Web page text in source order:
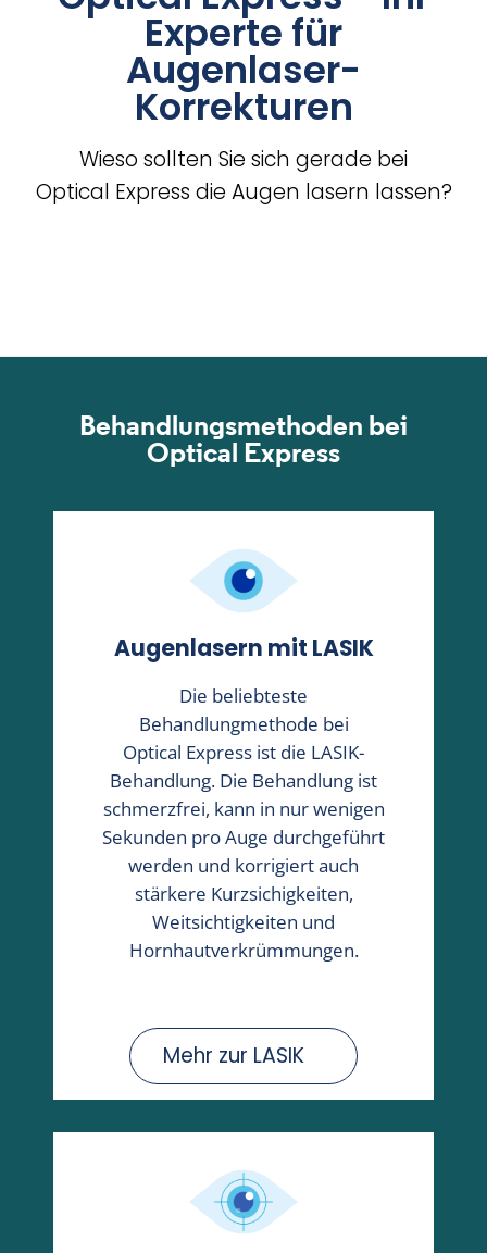
Experte für
Augenlaser-
Korrekturen
Wieso sollten Sie sich gerade bei
Optical Express die Augen lasern lassen?
Behandlungsmethoden bei
Optical Express
Augenlasern mit LASIK
Die beliebteste
Behandlungmethode bei
Optical Express ist die LASIK-
Behandlung. Die Behandlung ist
schmerzfrei, kann in nur wenigen
Sekunden pro Auge durchgeführt
werden und korrigiert auch
stärkere Kurzsichigkeiten,
Weitsichtigkeiten und
Hornhautverkrümmungen.
Mehr zur LASIK